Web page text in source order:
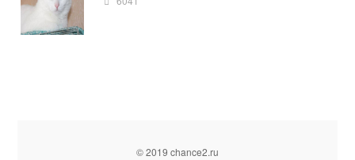
© 2019 chance2.ru